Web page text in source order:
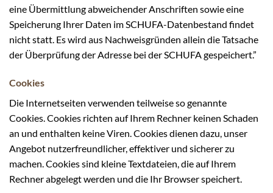
eine Übermittlung abweichender Anschriften sowie eine
Speicherung Ihrer Daten im SCHUFA-Datenbestand findet
nicht statt. Es wird aus Nachweisgründen allein die Tatsache
der Überprüfung der Adresse bei der SCHUFA gespeichert.”
Cookies
Die Internetseiten verwenden teilweise so genannte
Cookies. Cookies richten auf Ihrem Rechner keinen Schaden
an und enthalten keine Viren. Cookies dienen dazu, unser
Angebot nutzerfreundlicher, effektiver und sicherer zu
machen. Cookies sind kleine Textdateien, die auf Ihrem
Rechner abgelegt werden und die Ihr Browser speichert.